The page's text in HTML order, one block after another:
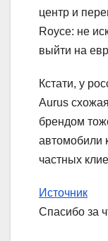
центр и
Royce: не
выйти на
Кстати, у
Aurus
брендом
автомобили
частных
Источник
Спасибо за